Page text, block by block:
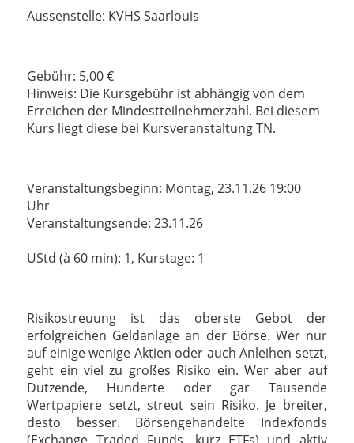
Aussenstelle: KVHS Saarlouis
Gebühr: 5,00 €
Hinweis: Die Kursgebühr ist abhängig von dem
Erreichen der Mindestteilnehmerzahl. Bei diesem
Kurs liegt diese bei Kursveranstaltung TN.
Veranstaltungsbeginn: Montag, 23.11.26 19:00
Uhr
Veranstaltungsende: 23.11.26
UStd (à 60 min): 1, Kurstage: 1
Risikostreuung ist das oberste Gebot der
erfolgreichen Geldanlage an der Börse. Wer nur
auf einige wenige Aktien oder auch Anleihen setzt,
geht ein viel zu großes Risiko ein. Wer aber auf
Dutzende, Hunderte oder gar Tausende
Wertpapiere setzt, streut sein Risiko. Je breiter,
desto besser. Börsengehandelte Indexfonds